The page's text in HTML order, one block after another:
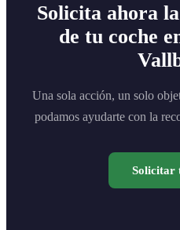
Solicita ahora
de tu coche
Una sola acción, un solo
podamos ayudarte con la
Solicitar